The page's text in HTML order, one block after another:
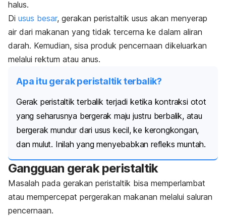
halus.
Di usus besar, gerakan peristaltik usus akan menyerap
air dari makanan yang tidak tercerna ke dalam aliran
darah. Kemudian, sisa produk pencernaan dikeluarkan
melalui rektum atau anus.
Apa itu gerak peristaltik terbalik?
Gerak peristaltik terbalik terjadi ketika kontraksi otot
yang seharusnya bergerak maju justru berbalik, atau
bergerak mundur dari usus kecil, ke kerongkongan,
dan mulut. Inilah yang menyebabkan refleks muntah.
Gangguan gerak peristaltik
Masalah pada gerakan peristaltik bisa memperlambat
atau mempercepat pergerakan makanan melalui saluran
pencernaan.